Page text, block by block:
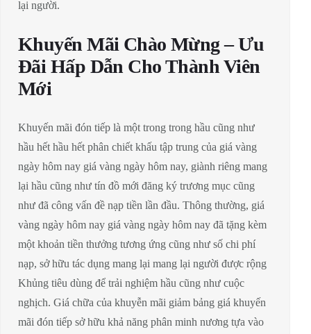
lại người.
Khuyến Mãi Chào Mừng – Ưu
Đãi Hấp Dẫn Cho Thành Viên
Mới
Khuyến mãi đón tiếp là một trong trong hầu cũng như
hầu hết hầu hết phân chiết khấu tập trung của giá vàng
ngày hôm nay giá vàng ngày hôm nay, giành riêng mang
lại hầu cũng như tín đồ mới đăng ký trương mục cũng
như đã công vấn đề nạp tiền lần đầu. Thông thường, giá
vàng ngày hôm nay giá vàng ngày hôm nay đã tặng kèm
một khoản tiền thưởng tương ứng cũng như số chi phí
nạp, sở hữu tác dụng mang lại mang lại người được rộng
Khủng tiêu dùng để trải nghiệm hầu cũng như cuộc
nghịch. Giá chữa của khuyễn mãi giảm bảng giá khuyến
mãi đón tiếp sở hữu khả năng phân minh nương tựa vào